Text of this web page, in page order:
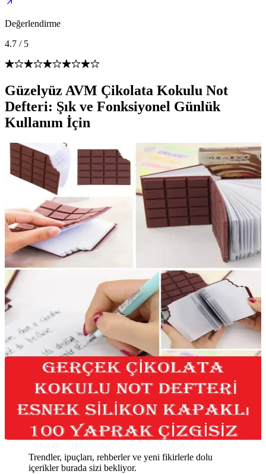
Değerlendirme
4.7 / 5
Güzelyüz AVM Çikolata Kokulu Not
Defteri: Şık ve Fonksiyonel Günlük
Kullanım İçin
Trendler, ipuçları, rehberler ve yeni fikirlerle dolu
içerikler burada sizi bekliyor.